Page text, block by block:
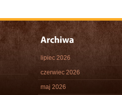
lipiec 2026
czerwiec 2026
maj 2026